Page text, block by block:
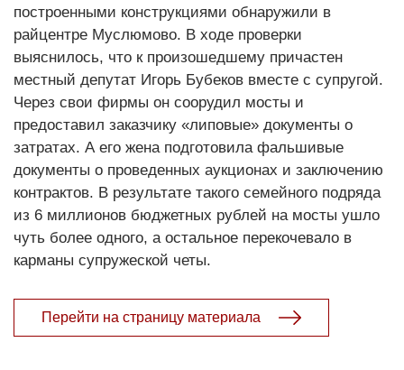
построенными конструкциями обнаружили в
райцентре Муслюмово. В ходе проверки
выяснилось, что к произошедшему причастен
местный депутат Игорь Бубеков вместе с супругой.
Через свои фирмы он соорудил мосты и
предоставил заказчику «липовые» документы о
затратах. А его жена подготовила фальшивые
документы о проведенных аукционах и заключению
контрактов. В результате такого семейного подряда
из 6 миллионов бюджетных рублей на мосты ушло
чуть более одного, а остальное перекочевало в
карманы супружеской четы.
Перейти на страницу материала